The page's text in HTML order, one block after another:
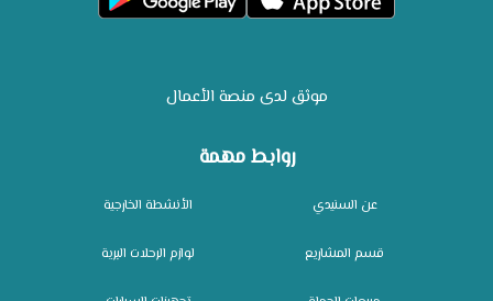
روابط مهمة
عن السنيدي
قسم المشاريع
الأنشطة الخارجية
لوازم الرحلات البرية
موثق لدى منصة الأعمال